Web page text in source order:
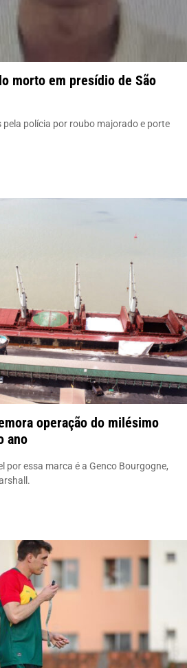
morto em presídio de São
polícia por roubo majorado e porte
operação do milésimo
ano
por essa marca é a Genco Bourgogne,